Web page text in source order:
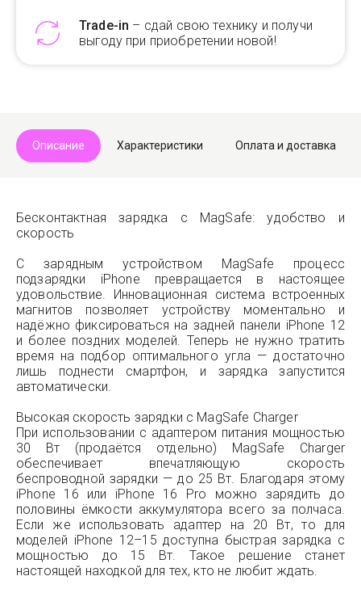
Trade-in – сдай свою технику и получи
выгоду при приобретении новой!
Описание Характеристики Оплата и доставка
Бесконтактная зарядка с MagSafe: удобство и
скорость
С зарядным устройством MagSafe процесс
подзарядки iPhone превращается в настоящее
удовольствие. Инновационная система встроенных
магнитов позволяет устройству моментально и
надёжно фиксироваться на задней панели iPhone 12
и более поздних моделей. Теперь не нужно тратить
время на подбор оптимального угла — достаточно
лишь поднести смартфон, и зарядка запустится
автоматически.
Высокая скорость зарядки с MagSafe Charger
При использовании с адаптером питания мощностью
30 Вт (продаётся отдельно) MagSafe Charger
обеспечивает впечатляющую скорость
беспроводной зарядки — до 25 Вт. Благодаря этому
iPhone 16 или iPhone 16 Pro можно зарядить до
половины ёмкости аккумулятора всего за полчаса.
Если же использовать адаптер на 20 Вт, то для
моделей iPhone 12–15 доступна быстрая зарядка с
мощностью до 15 Вт. Такое решение станет
настоящей находкой для тех, кто не любит ждать.